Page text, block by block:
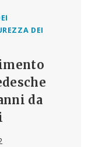
DEI
da